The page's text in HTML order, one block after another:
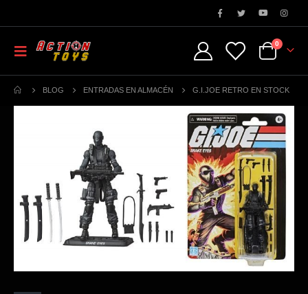
0
BLOG ENTRADAS EN ALMACÉN G.I.JOE RETRO EN STOCK